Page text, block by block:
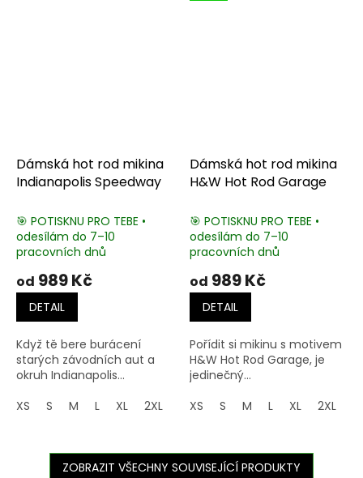
Dámská hot rod mikina
Indianapolis Speedway
🎯 POTISKNU PRO TEBE •
odesílám do 7–10
pracovních dnů
od 989 Kč
DETAIL
Když tě bere burácení
starých závodních aut a
okruh Indianapolis...
XS
S M L XL 2XL 3XL 4XL 5XL
Dámská hot rod mikina
H&W Hot Rod Garage
🎯 POTISKNU PRO TEBE •
odesílám do 7–10
pracovních dnů
od 989 Kč
DETAIL
Pořídit si mikinu s motivem
H&W Hot Rod Garage, je
jedinečný...
XS
S M L XL 2XL
ZOBRAZIT VŠECHNY SOUVISEJÍCÍ PRODUKTY